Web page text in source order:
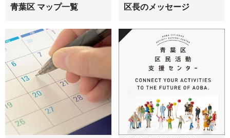
青葉区 マップ一覧 区長のメッセージ